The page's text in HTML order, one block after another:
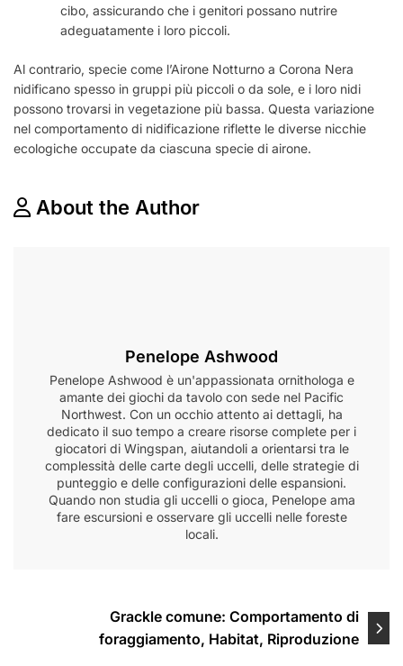
cibo, assicurando che i genitori possano nutrire
adeguatamente i loro piccoli.
Al contrario, specie come l’Airone Notturno a Corona Nera
nidificano spesso in gruppi più piccoli o da sole, e i loro nidi
possono trovarsi in vegetazione più bassa. Questa variazione
nel comportamento di nidificazione riflette le diverse nicchie
ecologiche occupate da ciascuna specie di airone.
About the Author
Penelope Ashwood
Penelope Ashwood è un'appassionata ornithologa e
amante dei giochi da tavolo con sede nel Pacific
Northwest. Con un occhio attento ai dettagli, ha
dedicato il suo tempo a creare risorse complete per i
giocatori di Wingspan, aiutandoli a orientarsi tra le
complessità delle carte degli uccelli, delle strategie di
punteggio e delle configurazioni delle espansioni.
Quando non studia gli uccelli o gioca, Penelope ama
fare escursioni e osservare gli uccelli nelle foreste
locali.
navigation
Grackle comune: Comportamento di
foraggiamento, Habitat, Riproduzione